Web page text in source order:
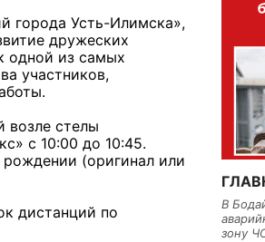
города Усть-Илимска»,
дружеских
одной из самых
участников,
возле стелы
с 10:00 до 10:45.
(оригинал или
дистанций по
В
зону